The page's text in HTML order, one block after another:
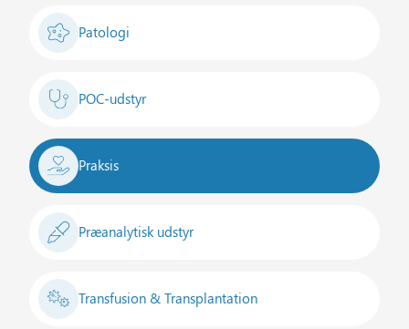
Patologi
POC-udstyr
Praksis
Præanalytisk udstyr
Transfusion & Transplantation